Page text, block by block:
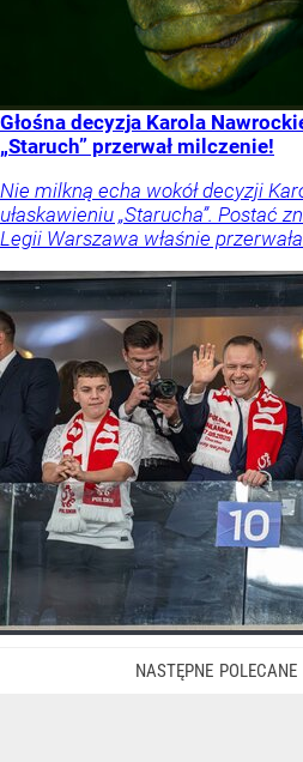
Głośna decyzja Karola
„Staruch” przerwał milczenie!
Nie milkną echa wokół decyzji
ułaskawieniu „Starucha”. Postać
Legii Warszawa właśnie